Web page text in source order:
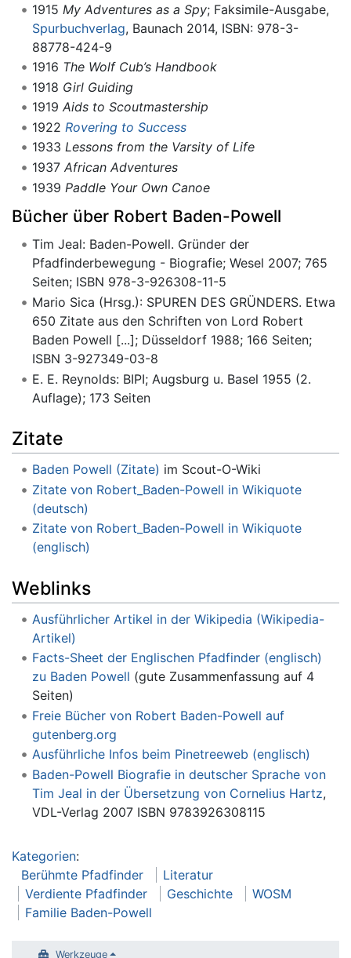
1915 My Adventures as a Spy; Faksimile-Ausgabe,
Spurbuchverlag, Baunach 2014, ISBN: 978-3-
88778-424-9
1916 The Wolf Cub’s Handbook
1918 Girl Guiding
1919 Aids to Scoutmastership
1922 Rovering to Success
1933 Lessons from the Varsity of Life
1937 African Adventures
1939 Paddle Your Own Canoe
Bücher über Robert Baden-Powell
Tim Jeal: Baden-Powell. Gründer der
Pfadfinderbewegung - Biografie; Wesel 2007; 765
Seiten; ISBN 978-3-926308-11-5
Mario Sica (Hrsg.): SPUREN DES GRÜNDERS. Etwa
650 Zitate aus den Schriften von Lord Robert
Baden Powell [...]; Düsseldorf 1988; 166 Seiten;
ISBN 3-927349-03-8
E. E. Reynolds: BIPI; Augsburg u. Basel 1955 (2.
Auflage); 173 Seiten
Zitate
Baden Powell (Zitate) im Scout-O-Wiki
Zitate von Robert_Baden-Powell in Wikiquote
(deutsch)
Zitate von Robert_Baden-Powell in Wikiquote
(englisch)
Weblinks
Ausführlicher Artikel in der Wikipedia (Wikipedia-
Artikel)
Facts-Sheet der Englischen Pfadfinder (englisch)
zu Baden Powell (gute Zusammenfassung auf 4
Seiten)
Freie Bücher von Robert Baden-Powell auf
gutenberg.org
Ausführliche Infos beim Pinetreeweb (englisch)
Baden-Powell Biografie in deutscher Sprache von
Tim Jeal in der Übersetzung von Cornelius Hartz,
VDL-Verlag 2007 ISBN 9783926308115
Kategorien:
Berühmte Pfadfinder
Literatur
Verdiente Pfadfinder
Geschichte
WOSM
Familie Baden-Powell
Werkzeuge